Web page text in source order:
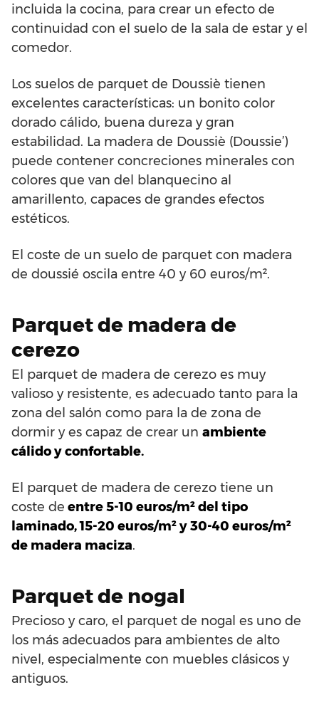
incluida la cocina, para crear un efecto de
continuidad con el suelo de la sala de estar y el
comedor.
Los suelos de parquet de Doussiè tienen
excelentes características: un bonito color
dorado cálido, buena dureza y gran
estabilidad. La madera de Doussiè (Doussie’)
puede contener concreciones minerales con
colores que van del blanquecino al
amarillento, capaces de grandes efectos
estéticos.
El coste de un suelo de parquet con madera
de doussié oscila entre 40 y 60 euros/m².
Parquet de madera de
cerezo
El parquet de madera de cerezo es muy
valioso y resistente, es adecuado tanto para la
zona del salón como para la de zona de
dormir y es capaz de crear un ambiente
cálido y confortable.
El parquet de madera de cerezo tiene un
coste de entre 5-10 euros/m² del tipo
laminado, 15-20 euros/m² y 30-40 euros/m²
de madera maciza.
Parquet de nogal
Precioso y caro, el parquet de nogal es uno de
los más adecuados para ambientes de alto
nivel, especialmente con muebles clásicos y
antiguos.